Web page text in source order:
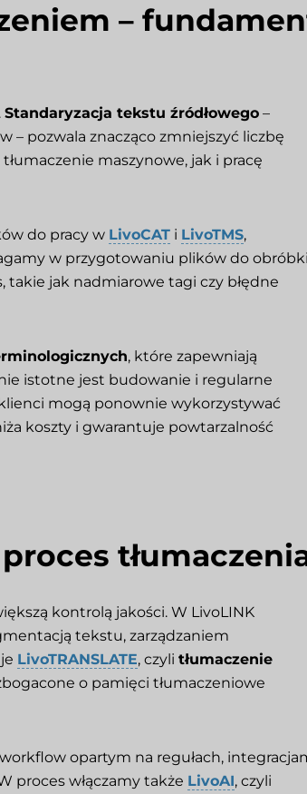
–
Standaryzacja tekstu źródłowego –
– pozwala znacząco zmniejszyć liczbę
maszynowe, jak i pracę
do pracy w LivoCAT i LivoTMS,
w przygotowaniu plików do
takie jak nadmiarowe tagi czy błędne
, które zapewniają
istotne jest budowanie i regularne
mogą ponownie wykorzystywać
koszty i gwarantuje powtarzalność
kontrolą jakości. W LivoLINK
tekstu, zarządzaniem
LivoTRANSLATE, czyli tłumaczenie
o pamięci tłumaczeniowe
opartym na regułach,
proces włączamy także LivoAI, czyli